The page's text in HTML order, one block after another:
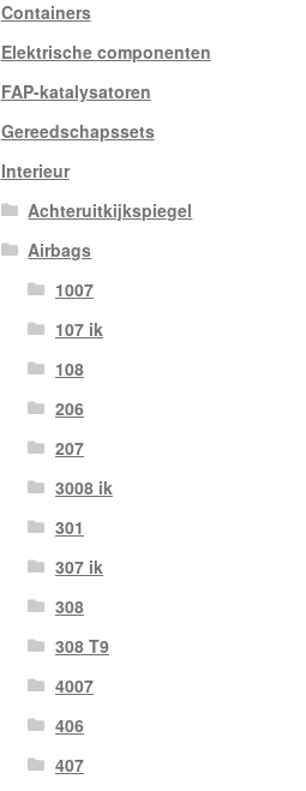
Containers
Elektrische componenten
FAP-katalysatoren
Gereedschapssets
Interieur
Achteruitkijkspiegel
Airbags
1007
107 ik
108
206
207
3008 ik
301
307 ik
308
308 T9
4007
406
407